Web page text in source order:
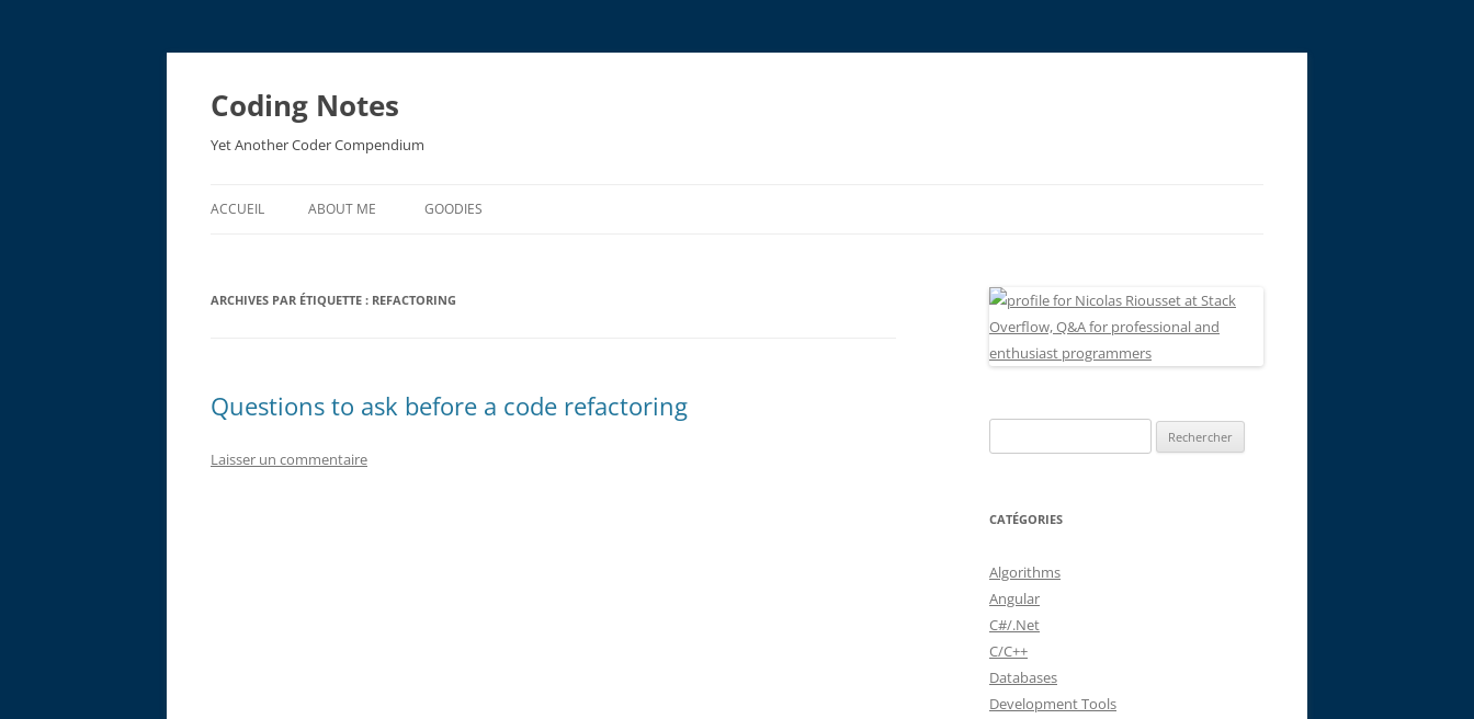
Aller
contenu
Coding Notes
Yet Another Coder Compendium
ACCUEIL ABOUT ME GOODIES
EMV RESOURCES
ARCHIVES PAR ÉTIQUETTE : REFACTORING
Questions to ask before a code refactoring
Laisser un commentaire
CATÉGORIES
Algorithms
Angular
C#/.Net
C/C++
Databases
Development Tools